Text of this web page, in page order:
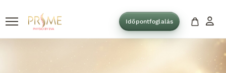
Időpontfoglalás